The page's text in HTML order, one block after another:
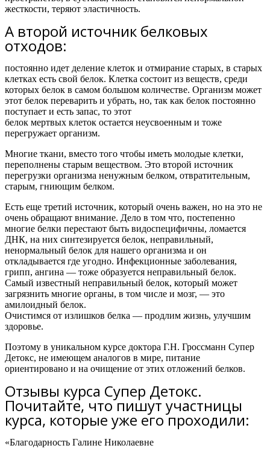
жесткости, теряют эластичность.
А второй источник белковых
отходов:
постоянно идет деление клеток и отмирание старых, в старых
клетках есть свой белок. Клетка состоит из веществ, среди
которых белок в самом большом количестве. Организм может
этот белок переварить и убрать, но, так как белок постоянно
поступает и есть запас, то этот
белок мертвых клеток остается неусвоенным и тоже
перегружает организм.
Многие ткани, вместо того чтобы иметь молодые клетки,
переполнены старым веществом. Это второй источник
перегрузки организма ненужным белком, отвратительным,
старым, гниющим белком.
Есть еще третий источник, который очень важен, но на это не
очень обращают внимание. Дело в том что, постепенно
многие белки перестают быть видоспецифичны, ломается
ДНК, на них синтезируется белок, неправильный,
ненормальный белок для нашего организма и он
откладывается где угодно. Инфекционные заболевания,
грипп, ангина — тоже образуется неправильный белок.
Самый известный неправильный белок, который может
загрязнить многие органы, в том числе и мозг, — это
амилоидный белок.
Очистимся от излишков белка — продлим жизнь, улучшим
здоровье.
Поэтому в уникальном курсе доктора Г.Н. Гроссманн Супер
Детокс, не имеющем аналогов в мире, питание
ориентировано и на очищение от этих отложений белков.
Отзывы курса Супер Детокс.
Почитайте, что пишут участницы
курса, которые уже его проходили:
«Благодарность Галине Николаевне